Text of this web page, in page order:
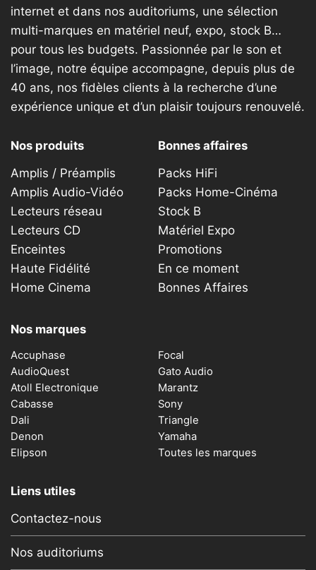
internet et dans nos auditoriums, une sélection
multi-marques en matériel neuf, expo, stock B…
pour tous les budgets. Passionnée par le son et
l’image, notre équipe accompagne, depuis plus de
40 ans, nos fidèles clients à la recherche d’une
expérience unique et d’un plaisir toujours renouvelé.
Nos produits
Amplis / Préamplis
Amplis Audio-Vidéo
Lecteurs réseau
Lecteurs CD
Enceintes
Haute Fidélité
Home Cinema
Bonnes affaires
Packs HiFi
Packs Home-Cinéma
Stock B
Matériel Expo
Promotions
En ce moment
Bonnes Affaires
Nos marques
Accuphase
AudioQuest
Atoll Electronique
Cabasse
Dali
Denon
Elipson
Focal
Gato Audio
Marantz
Sony
Triangle
Yamaha
Toutes les marques
Liens utiles
Contactez-nous
Nos auditoriums